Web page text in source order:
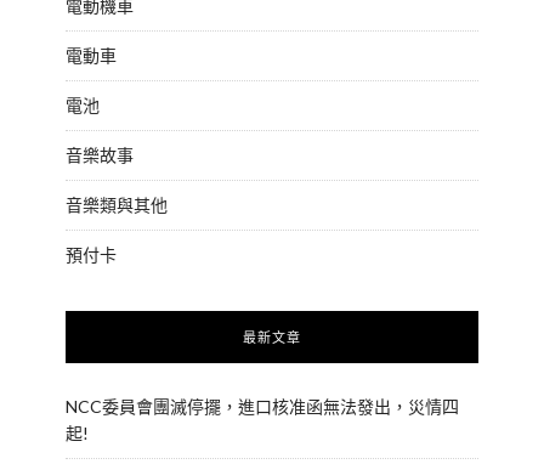
電動機車
電動車
電池
音樂故事
音樂類與其他
預付卡
最新文章
NCC委員會團滅停擺，進口核准函無法發出，災情四
起!